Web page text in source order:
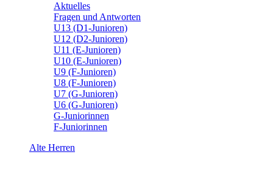
Aktuelles
Fragen und Antworten
U13 (D1-Junioren)
U12 (D2-Junioren)
U11 (E-Junioren)
U10 (E-Junioren)
U9 (F-Junioren)
U8 (F-Junioren)
U7 (G-Junioren)
U6 (G-Junioren)
G-Juniorinnen
F-Juniorinnen
Alte Herren